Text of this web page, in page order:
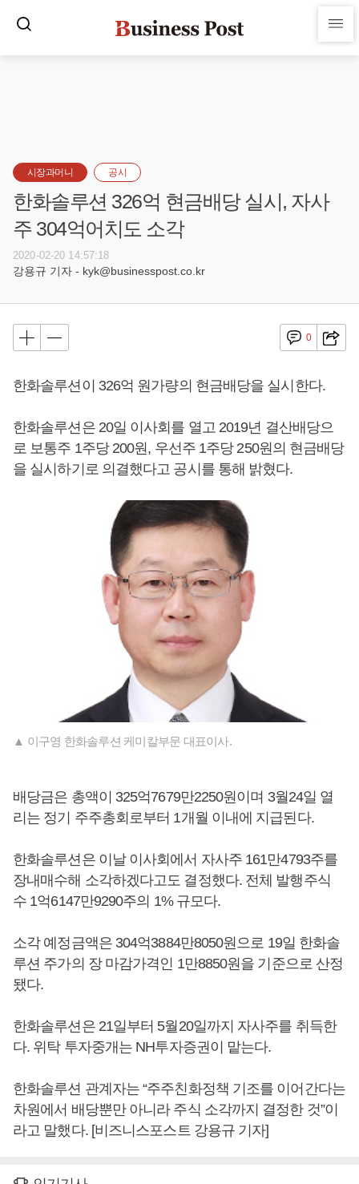
시장과머니 공시
한화솔루션 326억 현금배당 실시, 자사
주 304억어치도 소각
2020-02-20 14:57:18
강용규 기자 - kyk@businesspost.co.kr
0
한화솔루션이 326억 원가량의 현금배당을 실시한다.
한화솔루션은 20일 이사회를 열고 2019년 결산배당으
로 보통주 1주당 200원, 우선주 1주당 250원의 현금배당
을 실시하기로 의결했다고 공시를 통해 밝혔다.
▲ 이구영 한화솔루션 케미칼부문 대표이사.
배당금은 총액이 325억7679만2250원이며 3월24일 열
리는 정기 주주총회로부터 1개월 이내에 지급된다.
한화솔루션은 이날 이사회에서 자사주 161만4793주를
장내매수해 소각하겠다고도 결정했다. 전체 발행주식
수 1억6147만9290주의 1% 규모다.
소각 예정금액은 304억3884만8050원으로 19일 한화솔
루션 주가의 장 마감가격인 1만8850원을 기준으로 산정
됐다.
한화솔루션은 21일부터 5월20일까지 자사주를 취득한
다. 위탁 투자중개는 NH투자증권이 맡는다.
한화솔루션 관계자는 “주주친화정책 기조를 이어간다는
차원에서 배당뿐만 아니라 주식 소각까지 결정한 것”이
라고 말했다. [비즈니스포스트 강용규 기자]